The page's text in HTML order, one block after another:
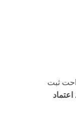
ثبت
اعتماد